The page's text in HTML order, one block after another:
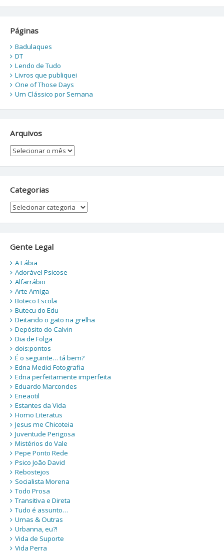
Páginas
Badulaques
DT
Lendo de Tudo
Livros que publiquei
One of Those Days
Um Clássico por Semana
Arquivos
Arquivos
Categorias
Categorias
Gente Legal
A Lábia
Adorável Psicose
Alfarrábio
Arte Amiga
Boteco Escola
Butecu do Edu
Deitando o gato na grelha
Depósito do Calvin
Dia de Folga
dois:pontos
É o seguinte… tá bem?
Edna Medici Fotografia
Edna perfeitamente imperfeita
Eduardo Marcondes
Eneaotil
Estantes da Vida
Homo Literatus
Jesus me Chicoteia
Juventude Perigosa
Mistérios do Vale
Pepe Ponto Rede
Psico João David
Rebostejos
Socialista Morena
Todo Prosa
Transitiva e Direta
Tudo é assunto…
Umas & Outras
Urbanna, eu?!
Vida de Suporte
Vida Perra